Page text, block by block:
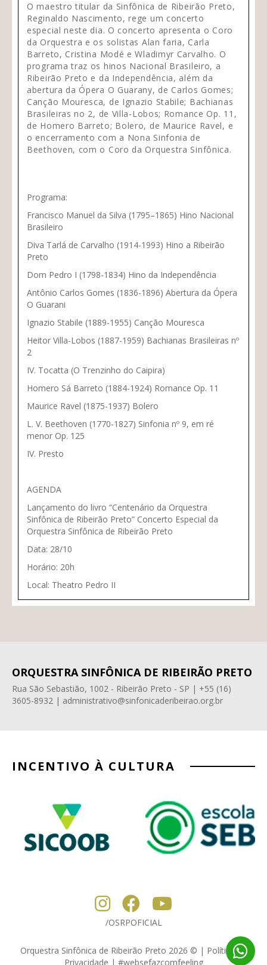
O maestro titular da Sinfônica de Ribeirão Preto,
Reginaldo Nascimento, rege um concerto
especial neste dia. O concerto apresenta o Coro
da Orquestra e os solistas Alan faria, Carla
Barreto, Cristina Modé e Wladimyr Carvalho. O
programa traz os hinos Nacional Brasileiro, a
Ribeirão Preto e da Independência, além da
abertura da Ópera O Guarany, de Carlos Gomes;
Canção Mouresca, de Ignazio Stabile; Bachianas
Brasileiras no 2, de Villa-Lobos; Romance Op. 11,
de Homero Barreto; Bolero, de Maurice Ravel, e
o encerramento com a Nona Sinfonia de
Beethoven, com o Coro da Orquestra Sinfônica.
Programa:
Francisco Manuel da Silva (1795–1865) Hino Nacional
Brasileiro
Diva Tarlá de Carvalho (1914-1993) Hino a Ribeirão
Preto
Dom Pedro I (1798-1834) Hino da Independência
Antônio Carlos Gomes (1836-1896) Abertura da Ópera
O Guarani
Ignazio Stabile (1889-1955) Canção Mouresca
Heitor Villa-Lobos (1887-1959) Bachianas Brasileiras nº
2
IV. Tocatta (O Trenzinho do Caipira)
Homero Sá Barreto (1884-1924) Romance Op. 11
Maurice Ravel (1875-1937) Bolero
L. V. Beethoven (1770-1827) Sinfonia nº 9, em ré
menor Op. 125
IV. Presto
AGENDA
Lançamento do livro “Centenário da Orquestra
Sinfônica de Ribeirão Preto” Concerto Especial da
Orquestra Sinfônica de Ribeirão Preto
Data: 28/10
Horário: 20h
Local: Theatro Pedro II
ORQUESTRA SINFÔNICA DE RIBEIRÃO PRETO
Rua São Sebastião, 1002 - Ribeirão Preto - SP | +55 (16)
3605-8932 | administrativo@sinfonicaderibeirao.org.br
INCENTIVO À CULTURA
/OSRPOFICIAL
Orquestra Sinfônica de Ribeirão Preto 2026 © | Política de
Privacidade | #websefazcomfeeling